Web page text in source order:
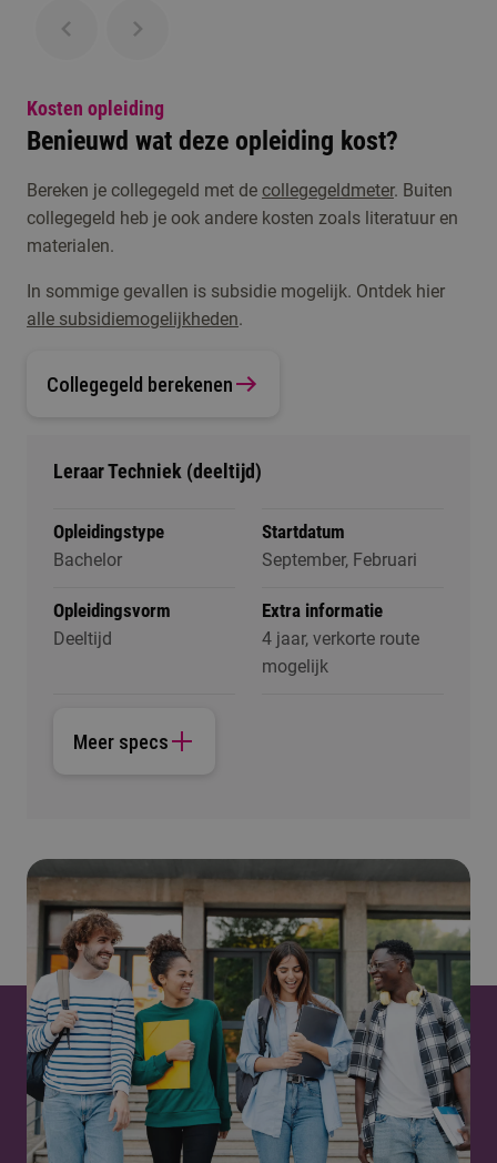
Kosten opleiding
Benieuwd wat deze opleiding kost?
Bereken je collegegeld met de collegegeldmeter. Buiten
collegegeld heb je ook andere kosten zoals literatuur en
materialen.
In sommige gevallen is subsidie mogelijk. Ontdek hier
alle subsidiemogelijkheden.
Collegegeld berekenen
Leraar Techniek (deeltijd)
Opleidingstype
Bachelor
Startdatum
September, Februari
Opleidingsvorm
Deeltijd
Extra informatie
4 jaar, verkorte route
mogelijk
Meer specs